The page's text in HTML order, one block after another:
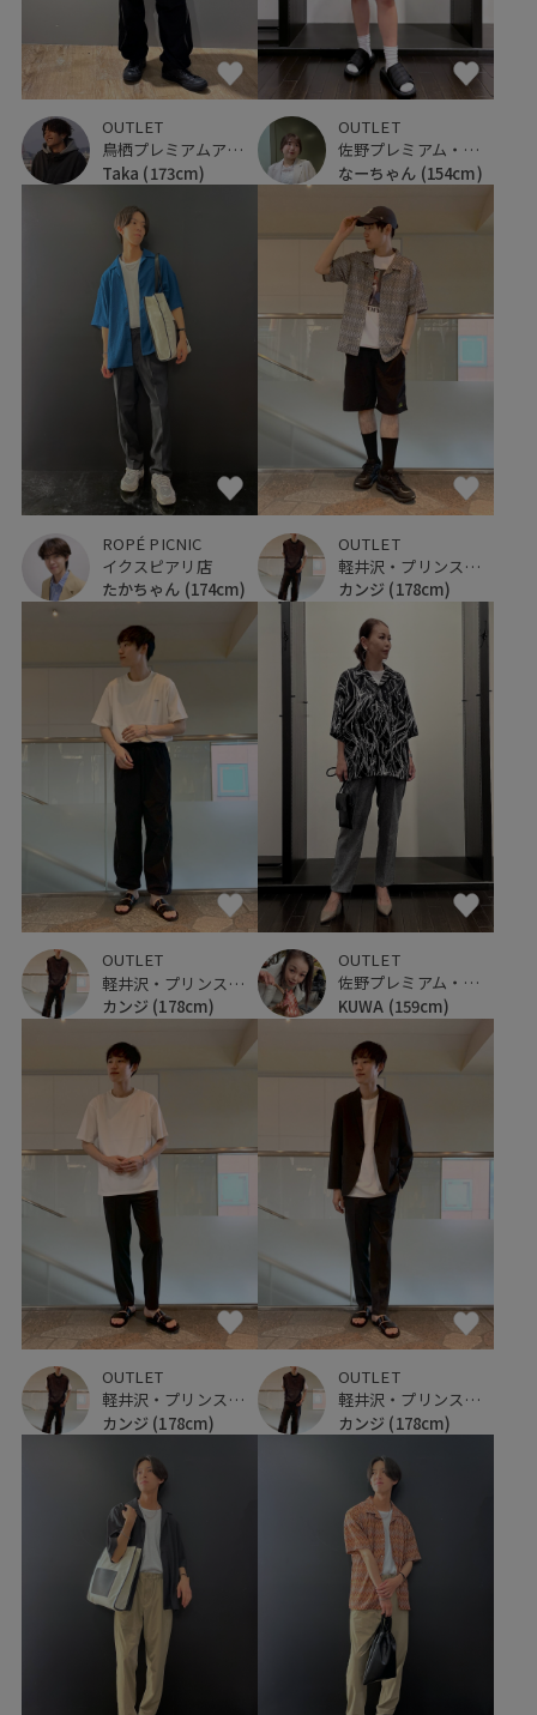
OUTLET
鳥栖プレミアムアウトレット
Taka (173cm)
OUTLET
佐野プレミアム・アウトレット
なーちゃん (154cm)
ROPÉ PICNIC
イクスピアリ店
たかちゃん (174cm)
OUTLET
軽井沢・プリンスショッピングプラザ
カンジ (178cm)
OUTLET
軽井沢・プリンスショッピングプラザ
カンジ (178cm)
OUTLET
佐野プレミアム・アウトレット
KUWA (159cm)
OUTLET
軽井沢・プリンスショッピングプラザ
カンジ (178cm)
OUTLET
軽井沢・プリンスショッピングプラザ
カンジ (178cm)